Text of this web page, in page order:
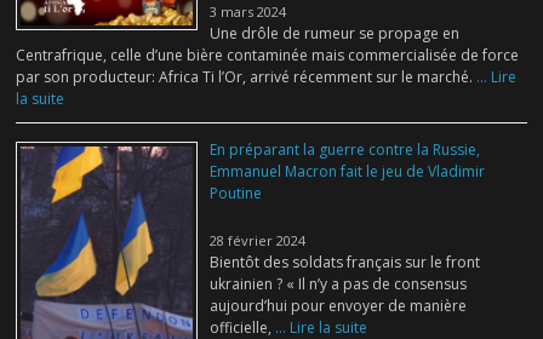
3 mars 2024
Une drôle de rumeur se propage en
Centrafrique, celle d’une bière contaminée mais commercialisée de force
par son producteur: Africa Ti l’Or, arrivé récemment sur le marché. ... Lire
la suite
En préparant la guerre contre la Russie,
Emmanuel Macron fait le jeu de Vladimir
Poutine
28 février 2024
Bientôt des soldats français sur le front
ukrainien ? « Il n’y a pas de consensus
aujourd’hui pour envoyer de manière
officielle, ... Lire la suite